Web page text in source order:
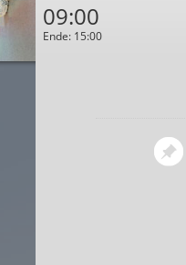
09:00
Ende: 15:00